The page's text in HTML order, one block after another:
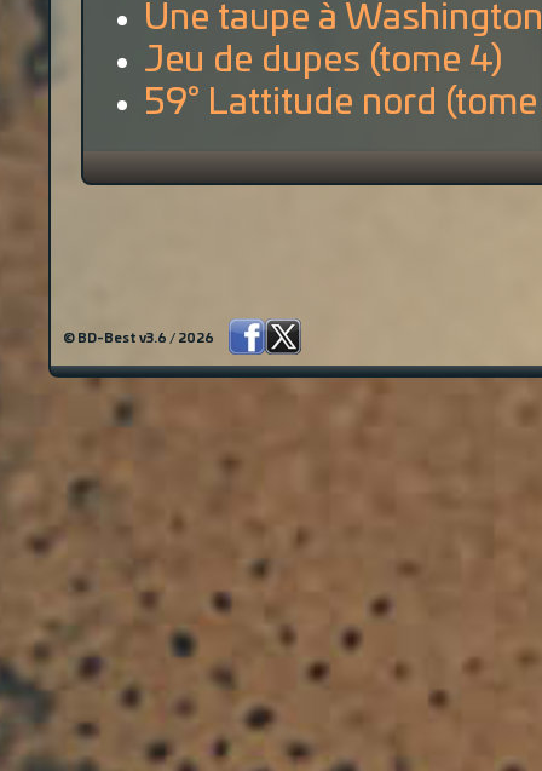
Une taupe à
Jeu de dupes (tome 4)
59° Lattitude nord (tome
© BD-Best v3.6 / 2026